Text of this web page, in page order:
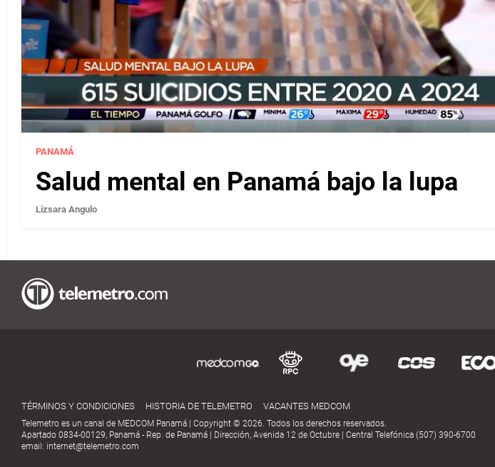
PANAMÁ
Salud mental en Panamá bajo la lupa
Lizsara Angulo
TÉRMINOS Y CONDICIONES HISTORIA DE TELEMETRO VACANTES MEDCOM
Telemetro es un canal de MEDCOM Panamá | Copyright © 2026. Todos los derechos reservados.
Apartado 0834-00129, Panamá - Rep. de Panamá | Dirección, Avenida 12 de Octubre | Central Telefónica (507) 390-6700
email: internet@telemetro.com